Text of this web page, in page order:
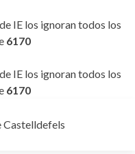
IE los ignoran todos los
6170
IE los ignoran todos los
6170
Castelldefels